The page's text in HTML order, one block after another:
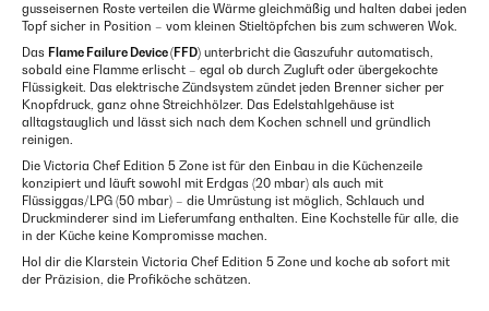
gusseisernen Roste verteilen die Wärme gleichmäßig und halten dabei jeden
Topf sicher in Position – vom kleinen Stieltöpfchen bis zum schweren Wok.
Das Flame Failure Device (FFD) unterbricht die Gaszufuhr automatisch,
sobald eine Flamme erlischt – egal ob durch Zugluft oder übergekochte
Flüssigkeit. Das elektrische Zündsystem zündet jeden Brenner sicher per
Knopfdruck, ganz ohne Streichhölzer. Das Edelstahlgehäuse ist
alltagstauglich und lässt sich nach dem Kochen schnell und gründlich
reinigen.
Die Victoria Chef Edition 5 Zone ist für den Einbau in die Küchenzeile
konzipiert und läuft sowohl mit Erdgas (20 mbar) als auch mit
Flüssiggas/LPG (50 mbar) – die Umrüstung ist möglich, Schlauch und
Druckminderer sind im Lieferumfang enthalten. Eine Kochstelle für alle, die
in der Küche keine Kompromisse machen.
Hol dir die Klarstein Victoria Chef Edition 5 Zone und koche ab sofort mit
der Präzision, die Profiköche schätzen.